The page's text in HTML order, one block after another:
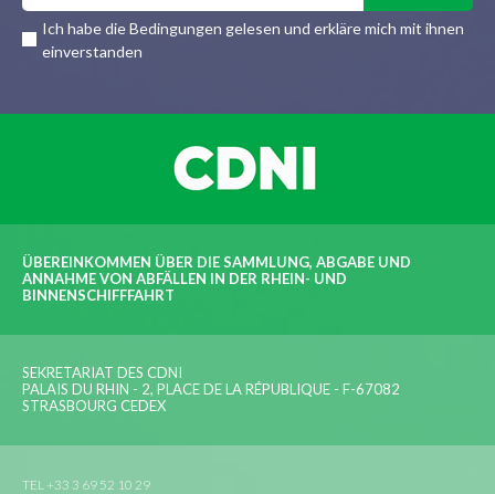
Ich habe die Bedingungen gelesen und erkläre mich mit ihnen
einverstanden
ÜBEREINKOMMEN ÜBER DIE SAMMLUNG, ABGABE UND
ANNAHME VON ABFÄLLEN IN DER RHEIN- UND
BINNENSCHIFFFAHRT
SEKRETARIAT DES CDNI
PALAIS DU RHIN - 2, PLACE DE LA RÉPUBLIQUE - F-67082
STRASBOURG CEDEX
TEL +33 3 69 52 10 29